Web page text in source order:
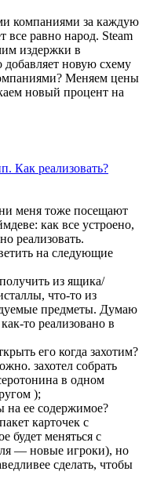
компаниями за каждую
все равно народ. Steam
издержки в
добавляет новую схему
Меняем цены
новый процент на
Как реализовать?
меня тоже посещают
как все устроено,
реализовать.
на следующие
из ящика/
что-то из
предметы. Думаю
то реализовано в
его когда захотим?
захотел собрать
в одном
);
на ее содержимое?
карточек с
будет меняться с
— новые игроки), но
сделать, чтобы